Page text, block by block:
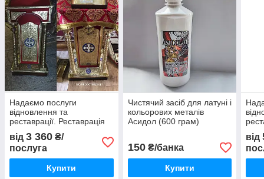
Надаємо послуги
відновлення та
реставрації. Реставрація
бокового аналоя
від 3 360 ₴/
послуга
Купити
Чистячий засіб для латуні і
кольорових металів
Асидол (600 грам)
150₴/банка
Купити
від